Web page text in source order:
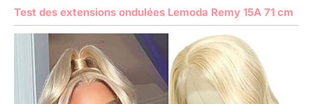
Test des extensions ondulées Lemoda Remy 15A 71 cm